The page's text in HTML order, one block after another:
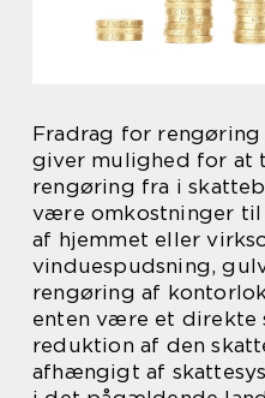
Fradrag for
giver mulighed for
rengøring fra i
være omkostninger
af hjemmet eller
vinduespudsning,
rengøring af
enten være et direkte
reduktion af den
afhængigt af